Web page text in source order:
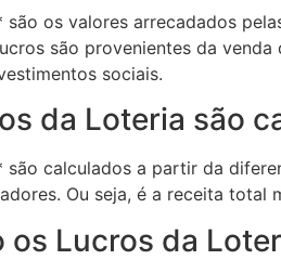
os valores arrecadados
são provenientes da
sociais.
da Loteria são
calculados a partir da
Ou seja, é a receita
os Lucros da